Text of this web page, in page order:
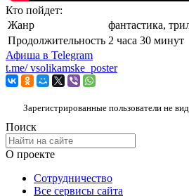
Кто пойдет:
Жанр
фантастика,
Продолжительность 2 часа 30 минут
Афиша в Telegram
t.me/vsolikamske_poster
Зарегистрированные пользователи не
Поиск
О проекте
Сотрудничество
Все сервисы сайта